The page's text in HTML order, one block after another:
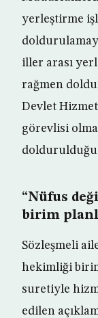
yerleştirme
iller arası
rağmen
Devlet
görevlisi
doldurulduğu
“Nüfus
birim
Sözleşmeli
hekimliği
suretiyle
edilen